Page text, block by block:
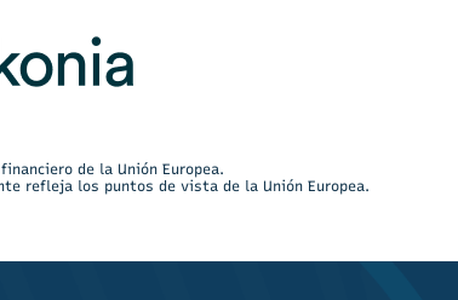
de la Unión Europea.
refleja los puntos de vista de la Unión Europea.